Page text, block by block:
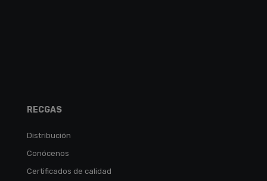
RECGAS
Distribución
Conócenos
Certificados de calidad